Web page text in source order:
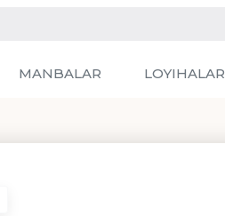
MANBALAR LOYIHALAR